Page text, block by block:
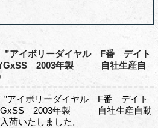
イボリーダイヤル F番 デイト
2003年製 自社生産自
イボリーダイヤル F番 デイト
2003年製 自社生産自動
荷いたしました。